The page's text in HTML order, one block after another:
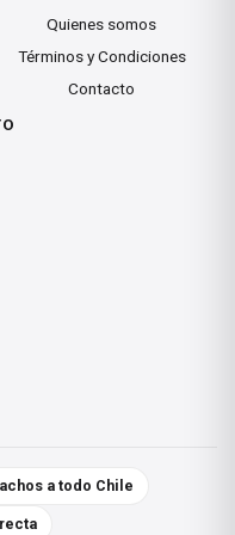
el
unión más
Además,
pintarse sin
Quienes somos
Términos y Condiciones
Contacto
a todo Chile